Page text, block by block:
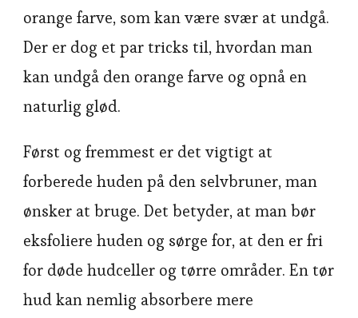
orange farve, som kan være svær at undgå.
Der er dog et par tricks til, hvordan man
kan undgå den orange farve og opnå en
naturlig glød.
Først og fremmest er det vigtigt at
forberede huden på den selvbruner, man
ønsker at bruge. Det betyder, at man bør
eksfoliere huden og sørge for, at den er fri
for døde hudceller og tørre områder. En tør
hud kan nemlig absorbere mere